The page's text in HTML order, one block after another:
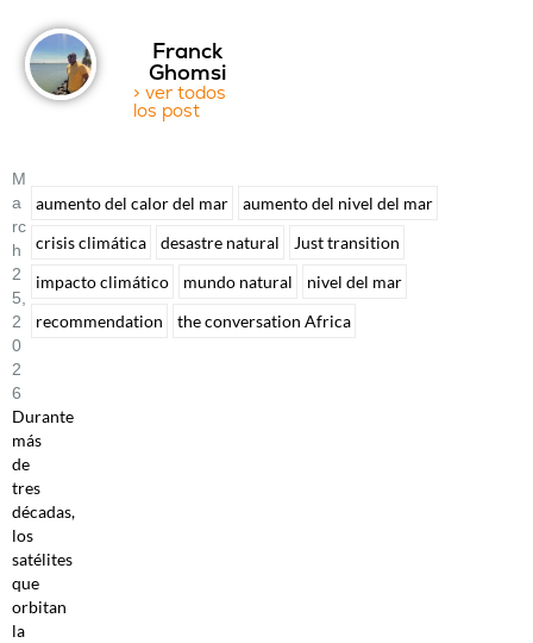
Franck
Ghomsi
> ver todos
los post
M
A
Rc
H
2
5,
2
0
2
6
Durante
más
de
tres
décadas,
los
satélites
que
orbitan
la
aumento del calor del mar
aumento del nivel del mar
crisis climática
desastre natural
Just transition
impacto climático
mundo natural
nivel del mar
recommendation
the conversation Africa